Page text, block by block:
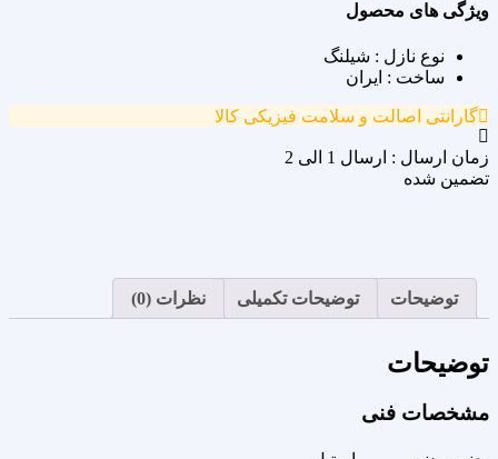
ویژگی های محصول
نوع نازل : شیلنگ
ساخت : ایران
گارانتی اصالت و سلامت فیزیکی کالا
زمان ارسال : ارسال 1 الی 2
تضمین شده
توضیحات توضیحات تکمیلی نظرات (0)
توضیحات
مشخصات فنی